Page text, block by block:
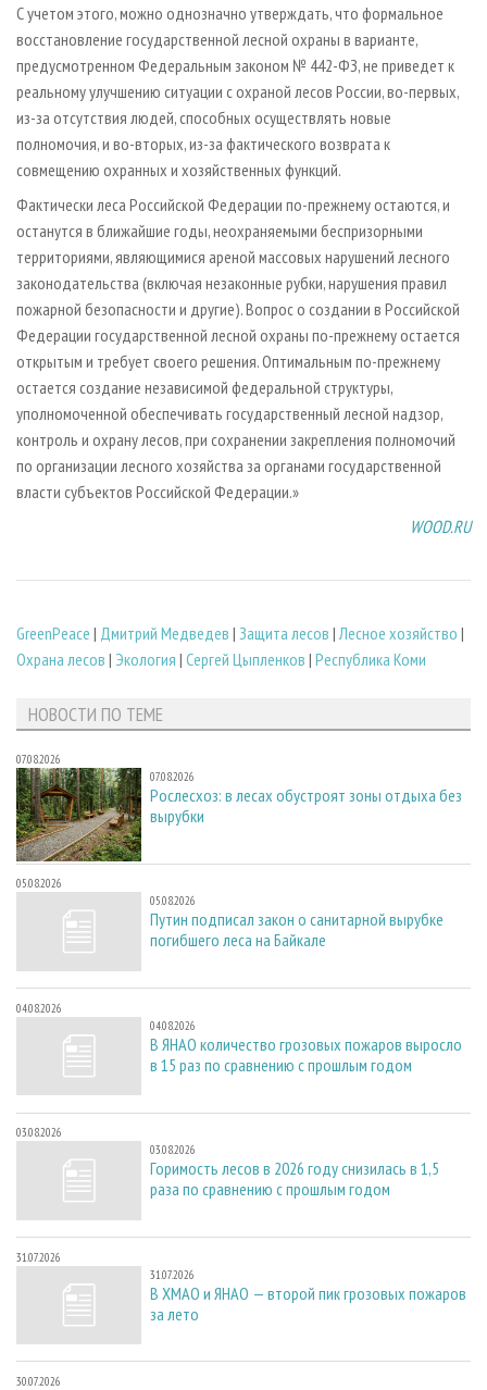
С учетом этого, можно однозначно утверждать, что формальное
восстановление государственной лесной охраны в варианте,
предусмотренном Федеральным законом № 442-ФЗ, не приведет к
реальному улучшению ситуации с охраной лесов России, во-первых,
из-за отсутствия людей, способных осуществлять новые
полномочия, и во-вторых, из-за фактического возврата к
совмещению охранных и хозяйственных функций.
Фактически леса Российской Федерации по-прежнему остаются, и
останутся в ближайшие годы, неохраняемыми беспризорными
территориями, являющимися ареной массовых нарушений лесного
законодательства (включая незаконные рубки, нарушения правил
пожарной безопасности и другие). Вопрос о создании в Российской
Федерации государственной лесной охраны по-прежнему остается
открытым и требует своего решения. Оптимальным по-прежнему
остается создание независимой федеральной структуры,
уполномоченной обеспечивать государственный лесной надзор,
контроль и охрану лесов, при сохранении закрепления полномочий
по организации лесного хозяйства за органами государственной
власти субъектов Российской Федерации.»
WOOD.RU
GreenPeace | Дмитрий Медведев | Защита лесов |Лесное хозяйство |
Охрана лесов | Экология | Сергей Цыпленков | Республика Коми
НОВОСТИ ПО ТЕМЕ
07.08.2026
07.08.2026
Рослесхоз: в лесах обустроят зоны отдыха без
вырубки
05.08.2026
05.08.2026
Путин подписал закон о санитарной вырубке
погибшего леса на Байкале
04.08.2026
04.08.2026
В ЯНАО количество грозовых пожаров выросло
в 15 раз по сравнению с прошлым годом
03.08.2026
03.08.2026
Горимость лесов в 2026 году снизилась в 1,5
раза по сравнению с прошлым годом
31.07.2026
31.07.2026
В ХМАО и ЯНАО — второй пик грозовых пожаров
за лето
30.07.2026